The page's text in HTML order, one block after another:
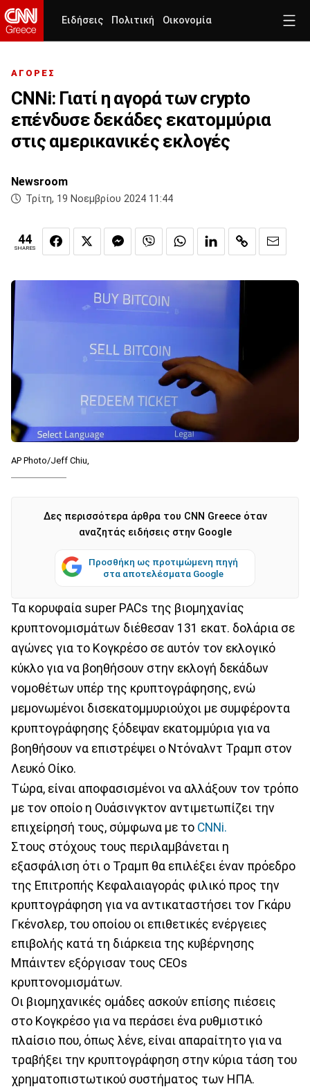
Ειδήσεις Πολιτική Οικονομία
ΑΓΟΡΕΣ
CNNi: Γιατί η αγορά των crypto
επένδυσε δεκάδες εκατομμύρια
στις αμερικανικές εκλογές
Newsroom
Τρίτη, 19 Νοεμβρίου 2024 11:44
44
SHARES
AP Photo/Jeff Chiu,
Δες περισσότερα άρθρα του CNN Greece όταν
αναζητάς ειδήσεις στην Google
Προσθήκη ως προτιμώμενη πηγή
στα αποτελέσματα Google
Τα κορυφαία super PACs της βιομηχανίας
κρυπτονομισμάτων διέθεσαν 131 εκατ. δολάρια σε
αγώνες για το Κογκρέσο σε αυτόν τον εκλογικό
κύκλο για να βοηθήσουν στην εκλογή δεκάδων
νομοθέτων υπέρ της κρυπτογράφησης, ενώ
μεμονωμένοι δισεκατομμυριούχοι με συμφέροντα
κρυπτογράφησης ξόδεψαν εκατομμύρια για να
βοηθήσουν να επιστρέψει ο Ντόναλντ Τραμπ στον
Λευκό Οίκο.
Τώρα, είναι αποφασισμένοι να αλλάξουν τον τρόπο
με τον οποίο η Ουάσινγκτον αντιμετωπίζει την
επιχείρησή τους, σύμφωνα με το CNNi.
Στους στόχους τους περιλαμβάνεται η
εξασφάλιση ότι ο Τραμπ θα επιλέξει έναν πρόεδρο
της Επιτροπής Κεφαλαιαγοράς φιλικό προς την
κρυπτογράφηση για να αντικαταστήσει τον Γκάρυ
Γκένσλερ, του οποίου οι επιθετικές ενέργειες
επιβολής κατά τη διάρκεια της κυβέρνησης
Μπάιντεν εξόργισαν τους CEOs
κρυπτονομισμάτων.
Οι βιομηχανικές ομάδες ασκούν επίσης πιέσεις
στο Κογκρέσο για να περάσει ένα ρυθμιστικό
πλαίσιο που, όπως λένε, είναι απαραίτητο για να
τραβήξει την κρυπτογράφηση στην κύρια τάση του
χρηματοπιστωτικού συστήματος των ΗΠΑ.